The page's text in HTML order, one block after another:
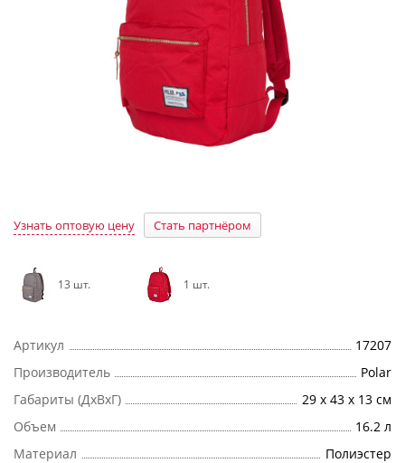
Узнать оптовую цену Стать партнёром
13 шт. 1 шт.
Артикул
17207
Производитель
Polar
Габариты (ДхВхГ)
29 x 43 x 13 см
Объем
16.2 л
Материал
Полиэстер